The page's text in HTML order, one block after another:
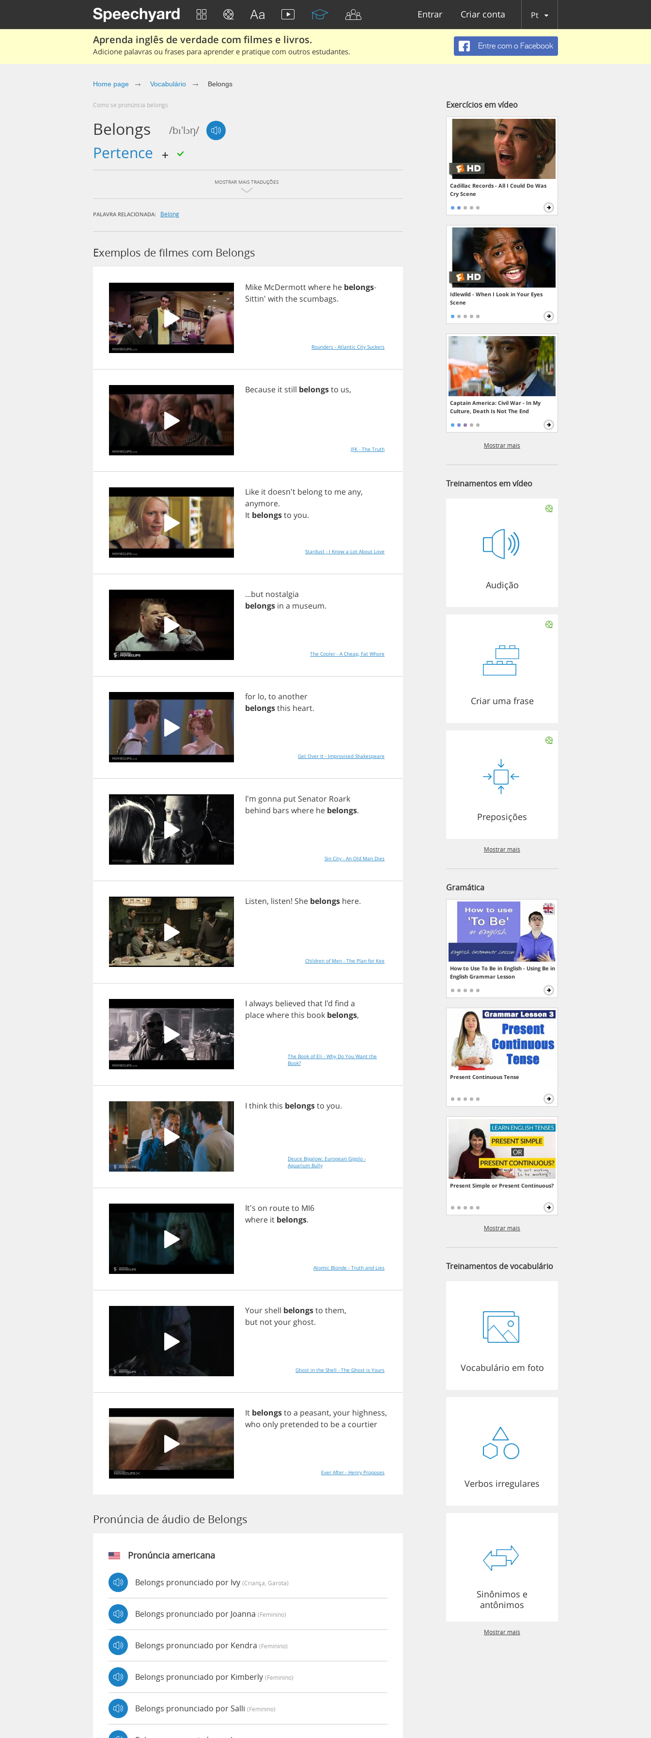
Entrar Criar conta Pt
Aprenda inglês de verdade com filmes e livros.
Adicione palavras ou frases para aprender e pratique com outros estudantes.
Entre com o Facebook
Home page Vocabulário Belongs
Como se pronúncia belongs
Belongs /bɪ'lɔŋ/
pertence
MOSTRAR MAIS TRADUÇÕES
PALAVRA RELACIONADA: Belong
Exemplos de filmes com Belongs
Mike McDermottwhere he belongs-
Sittin' with the scumbags.
Rounders - Atlantic City Suckers
Because it still belongsto us,
JFK - The Truth
Like it doesn't belongto meany,
anymore.
It belongsto you.
Stardust - I Know a Lot About Love
...but nostalgia
belongs in a museum.
The Cooler - A Cheap, Fat Whore
for lo, to another
belongsthis heart.
Get Over It - Improvised Shakespeare
I'm gonna put Senator Roark
behind bars where he belongs.
Sin City - An Old Man Dies
Listen, listen! She belongs here.
Children of Men - The Plan for Kee
I always believed that I'd find a
placewherethis book belongs,
The Book of Eli - Why Do You Want the
Book?
I thinkthis belongsto you.
Deuce Bigalow: European Gigolo -
Aquarium Bully
It's on routeto MI6
where it belongs.
Atomic Blonde - Truth and Lies
Your shell belongsto them,
but notyour ghost.
Ghost in the Shell - The Ghost is Yours
It belongsto a peasant, your highness,
who only pretended to bea courtier
Ever After - Henry Proposes
Pronúncia de áudio de Belongs
Pronúncia americana
Belongs pronunciado por Ivy (criança, Garota)
Belongs pronunciado por Joanna (feminino)
Belongs pronunciado por Kendra (feminino)
Belongs pronunciado por Kimberly (feminino)
Belongs pronunciado por Salli (feminino)
Exercícios em vídeo
Cadillac Records - All I Could Do Was
Cry Scene
Idlewild - When I Look in Your Eyes
Scene
Captain America: Civil War - In My
Culture, Death Is Not The End
Mostrar mais
Treinamentos em vídeo
Audição
Criar uma frase
Preposições
Mostrar mais
Gramática
How to Use To Be in English - Using Be in
English Grammar Lesson
Present Continuous Tense
Present Simple or Present Continuous?
Mostrar mais
Treinamentos de vocabulário
Vocabulário em foto
Verbos irregulares
Sinônimos e
antônimos
Mostrar mais